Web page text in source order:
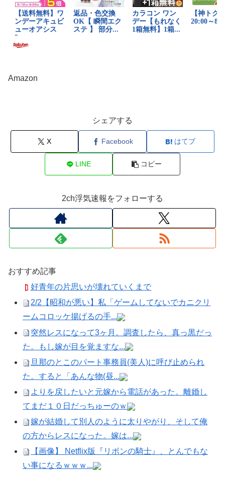
Amazon
シェアする
X Facebook はてブ
LINE コピー
2ch浮気速報をフォローする
おすすめ記事
好青年の片思いが壊れていくまで
2/2【昭和が悪い】私「ゲームしてないでカニクリ
ームコロッケ揚げるの手...
突然レスになって3ヶ月。調査したら、真っ黒だっ
た。もし嫁が目を覚ますな...
旦那のとこのパート事務員(美人)に呼び止められ
た。すると「あんな物(昼...
よりを戻したいと元嫁から電話があった。離婚し
てまだ１０日だっちゅーのｗ
嫁が結婚して別人のように太りやがり、そして俺
の方からレスになった。嫁は...
【画像】 Netflix版『リボンの騎士』、とんでもな
い事になるｗｗｗ...